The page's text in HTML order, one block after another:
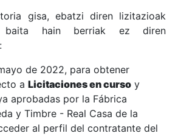
gisa, ebatzi diren lizitazioak
baita hain berriak ez diren
de 2022, para obtener
a Licitaciones en curso y
aprobadas por la Fábrica
y Timbre - Real Casa de la
al perfil del contratante del